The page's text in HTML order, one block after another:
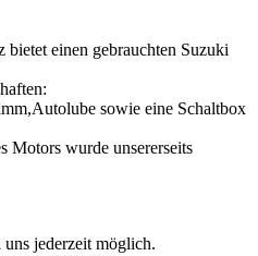
bietet einen gebrauchten Suzuki
sowie eine Schaltbox
Motors wurde unsererseits
jederzeit möglich.